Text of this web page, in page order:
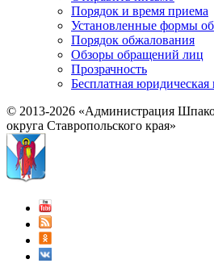
Порядок и время приема
Установленные формы
Порядок обжалования
Обзоры обращений лиц
Прозрачность
Бесплатная
© 2013-2026 «Администрация
округа Ставропольского края»